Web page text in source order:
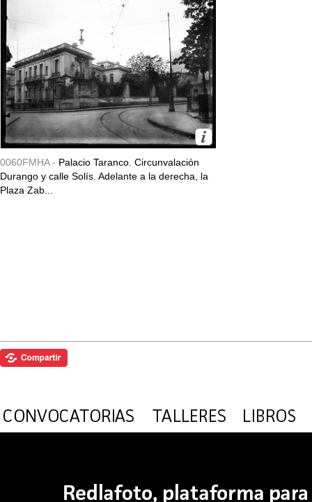
0060FMHA - Palacio Taranco. Circunvalación
Durango y calle Solís. Adelante a la derecha, la
Plaza Zab...